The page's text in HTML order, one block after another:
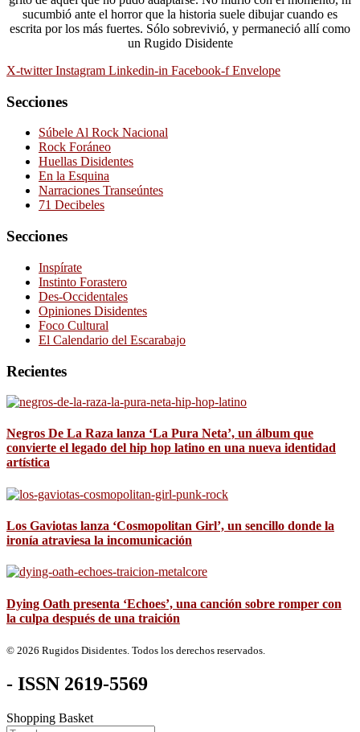
sucumbió ante el horror que la historia suele dibujar cuando es
escrita por los más fuertes. Sólo sobrevivió, y permaneció allí como
un Rugido Disidente
X-twitter Instagram Linkedin-in Facebook-f Envelope
Secciones
Súbele Al Rock Nacional
Rock Foráneo
Huellas Disidentes
En la Esquina
Narraciones Transeúntes
71 Decibeles
Secciones
Inspírate
Instinto Forastero
Des-Occidentales
Opiniones Disidentes
Foco Cultural
El Calendario del Escarabajo
Recientes
Negros De La Raza lanza ‘La Pura Neta’, un álbum que
convierte el legado del hip hop latino en una nueva identidad
artística
Los Gaviotas lanza ‘Cosmopolitan Girl’, un sencillo donde la
ironía atraviesa la incomunicación
Dying Oath presenta ‘Echoes’, una canción sobre romper con
la culpa después de una traición
© 2026 Rugidos Disidentes. Todos los derechos reservados.
- ISSN 2619-5569
Shopping Basket